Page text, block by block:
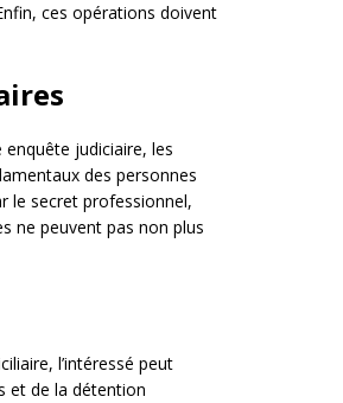
ces opérations doivent
judiciaire, les
des personnes
le secret professionnel,
ne peuvent pas non plus
l’intéressé peut
et de la détention